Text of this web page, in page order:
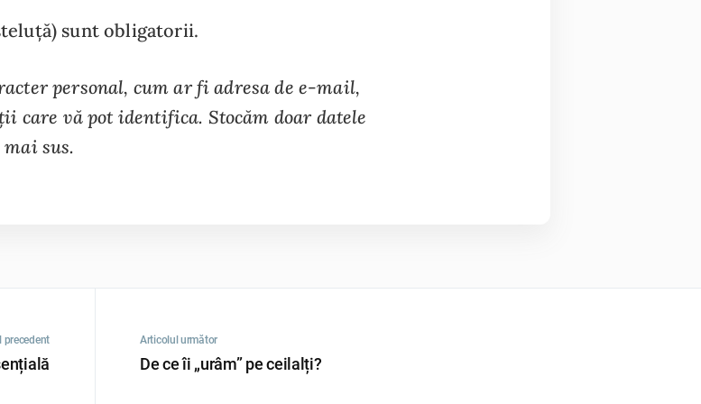
sunt obligatorii.
personal, cum ar fi adresa de e-mail,
care vă pot identifica. Stocăm doar datele
sus.
precedent Articolul următor
De ce îi „urâm” pe ceilalți?